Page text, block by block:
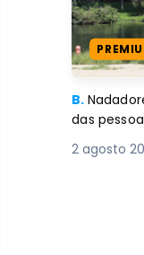
B.
das
2 agosto